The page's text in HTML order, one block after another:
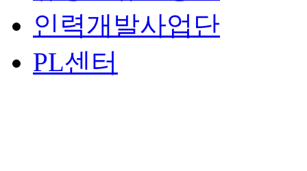
인력개발사업단
PL센터